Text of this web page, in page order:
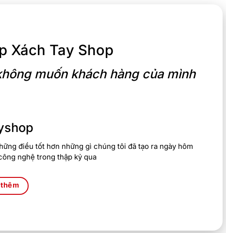
Xách Tay Shop
muốn khách hàng của mình
điều tốt hơn những gì chúng tôi đã tạo ra ngày hôm
nghệ trong thập kỷ qua